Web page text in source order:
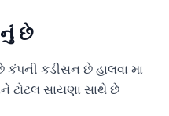
છે
કડીસન છે હાલવા મા
ટોટલ સાયણા સાથે છે